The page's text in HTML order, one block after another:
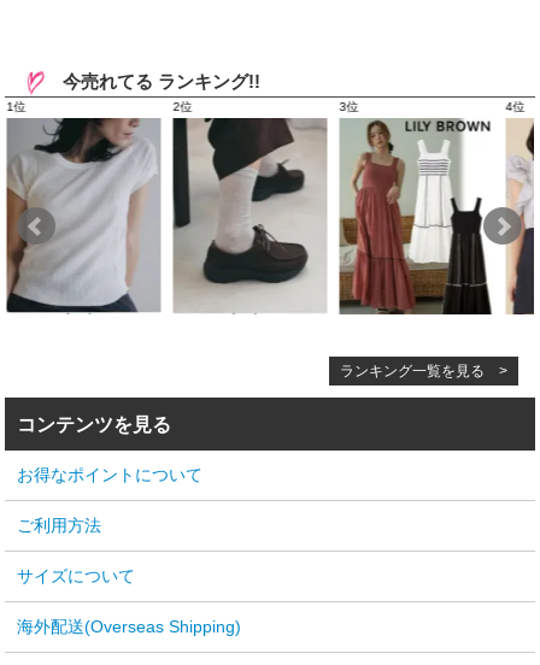
今売れてる ランキング!!
ランキング一覧を見る >
コンテンツを見る
お得なポイントについて
ご利用方法
サイズについて
海外配送(Overseas Shipping)